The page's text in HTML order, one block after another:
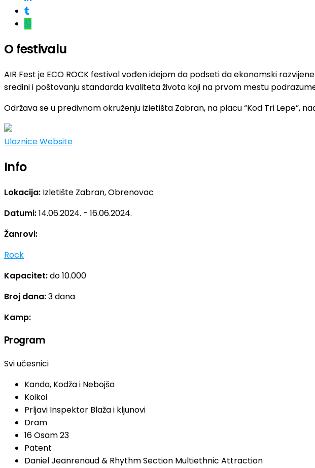
O festivalu
AIR Fest je ECO ROCK festival vođen idejom da podseti da ekonomski
sredini i poštovanju standarda kvaliteta života koji na prvom mestu
Održava se u predivnom okruženju izletišta Zabran, na placu “Kod Tri
UlazniceWebsite
Info
Lokacija: Izletište Zabran, Obrenovac
Datumi:14.06.2024. - 16.06.2024.
Žanrovi:
Rock
Kapacitet:do 10.000
Broj dana:3 dana
Kamp:
Program
Svi učesnici
Kanda, Kodža i Nebojša
Koikoi
Prljavi Inspektor Blaža i kljunovi
Dram
16 Osam 23
Patent
Daniel Jeanrenaud & Rhythm Section Multiethnic Attraction